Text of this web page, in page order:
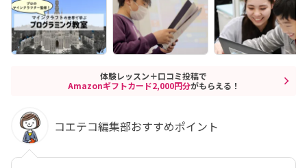
体験レッスン＋口コミ投稿で
Amazonギフトカード2,000円分がもらえる！
コエテコ編集部おすすめポイント